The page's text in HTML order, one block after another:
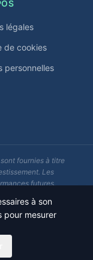
légales
de cookies
personnelles
fournies à titre
Les
futures.
réservés.
à son
pour mesurer